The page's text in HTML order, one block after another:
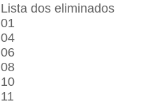
Lista dos eliminados
01
04
06
08
10
11